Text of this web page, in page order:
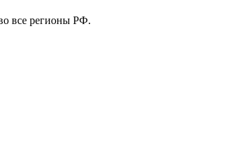
все регионы РФ.